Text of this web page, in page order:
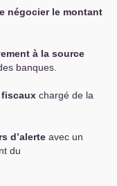
négocier le montant
à la source
banques.
fiscaux chargé de la
d’alerte avec un
du